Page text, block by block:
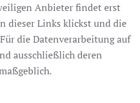
Anbieter findet erst
dieser Links klickst und die
die Datenverarbeitung auf
ausschließlich deren